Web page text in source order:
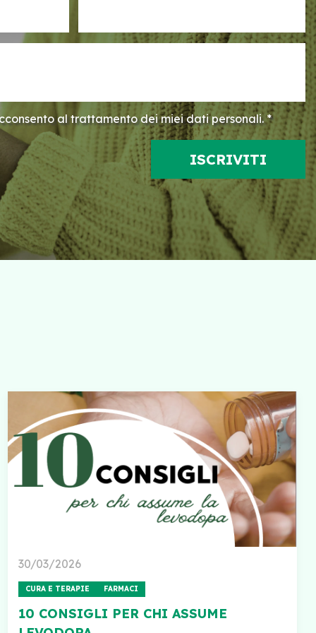
al trattamento dei miei dati personali. *
30/03/2026
CURA E TERAPIE FARMACI
10 CONSIGLI PER CHI ASSUME